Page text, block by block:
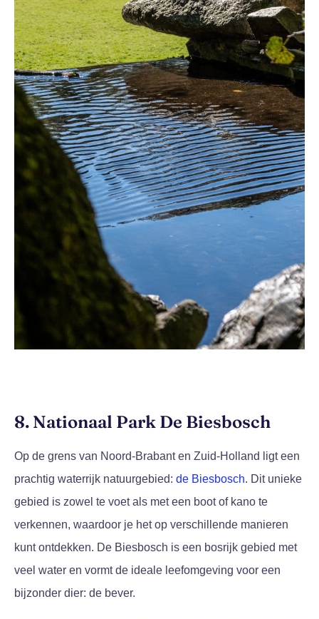
8. Nationaal Park De Biesbosch
Op de grens van Noord-Brabant en Zuid-Holland ligt een
prachtig waterrijk natuurgebied: de Biesbosch. Dit unieke
gebied is zowel te voet als met een boot of kano te
verkennen, waardoor je het op verschillende manieren
kunt ontdekken. De Biesbosch is een bosrijk gebied met
veel water en vormt de ideale leefomgeving voor een
bijzonder dier: de bever.